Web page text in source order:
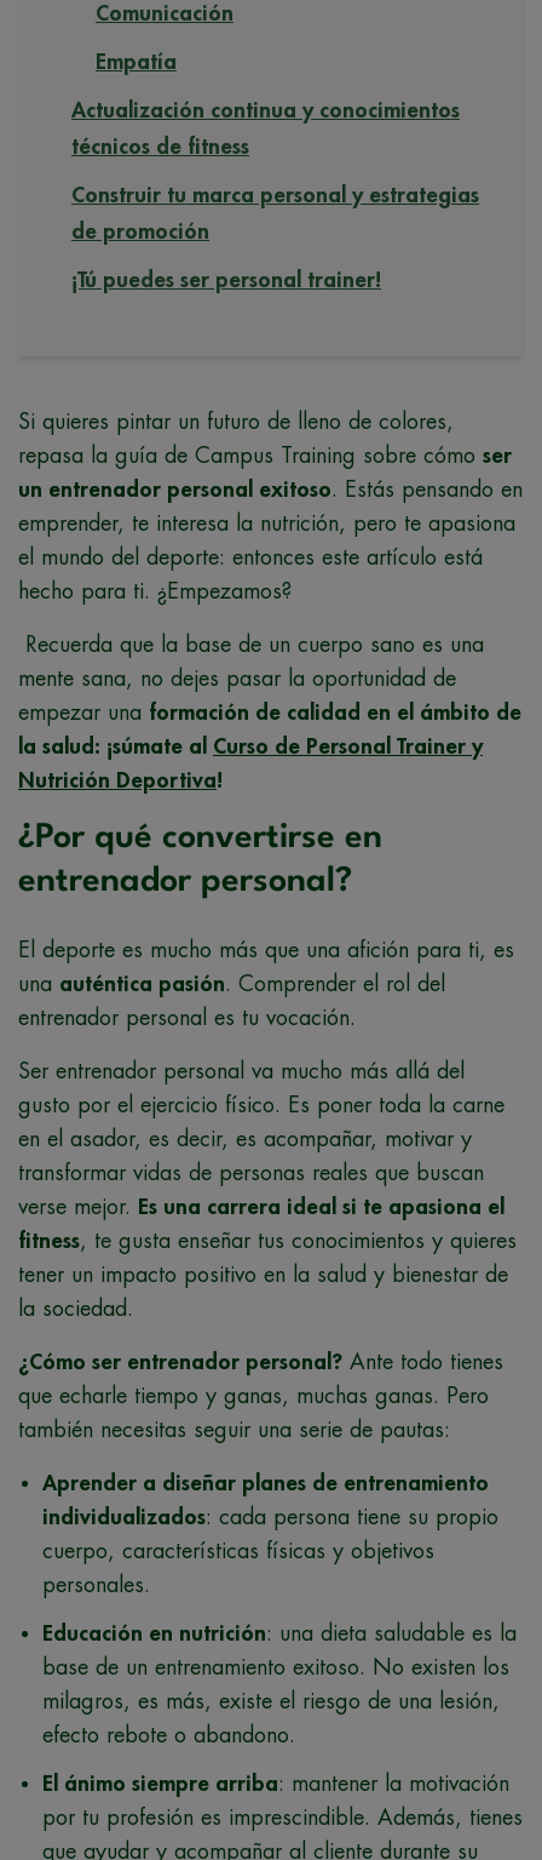
Comunicación
Empatía
Actualización continua y conocimientos
técnicos de fitness
Construir tu marca personal y estrategias
de promoción
¡Tú puedes ser personal trainer!
Si quieres pintar un futuro de lleno de colores,
repasa la guía de Campus Training sobre cómo ser
un entrenador personal exitoso. Estás pensando en
emprender, te interesa la nutrición, pero te apasiona
el mundo del deporte: entonces este artículo está
hecho para ti. ¿Empezamos?
Recuerda que la base de un cuerpo sano es una
mente sana, no dejes pasar la oportunidad de
empezar una formación de calidad en el ámbito de
la salud: ¡súmate al Curso de Personal Trainer y
Nutrición Deportiva!
¿Por qué convertirse en
entrenador personal?
El deporte es mucho más que una afición para ti, es
una auténtica pasión. Comprender el rol del
entrenador personal es tu vocación.
Ser entrenador personal va mucho más allá del
gusto por el ejercicio físico. Es poner toda la carne
en el asador, es decir, es acompañar, motivar y
transformar vidas de personas reales que buscan
verse mejor.
Es una carrera ideal si te apasiona el
fitness, te gusta enseñar tus conocimientos y quieres
tener un impacto positivo en la salud y bienestar de
la sociedad.
¿Cómo ser entrenador personal? Ante todo tienes
que echarle tiempo y ganas, muchas ganas. Pero
también necesitas seguir una serie de pautas:
Aprender a diseñar planes de entrenamiento
individualizados: cada persona tiene su propio
cuerpo, características físicas y objetivos
personales.
Educación en nutrición: una dieta saludable es la
base de un entrenamiento exitoso. No existen los
milagros, es más, existe el riesgo de una lesión,
efecto rebote o abandono.
El ánimo siempre arriba: mantener la motivación
por tu profesión es imprescindible. Además, tienes
que ayudar y acompañar al cliente durante su